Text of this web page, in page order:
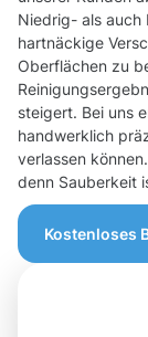
Niedrig- als auch
hartnäckige
Oberflächen zu
steigert. Bei uns
handwerklich
verlassen
denn Sauberkeit
Kostenloses